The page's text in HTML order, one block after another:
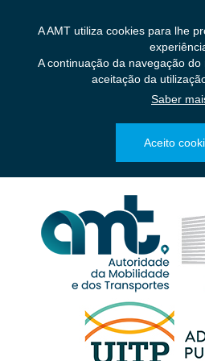
A AMT utiliza cookies para lhe
A continuação da navegação
aceitação da
Saber
Aceito